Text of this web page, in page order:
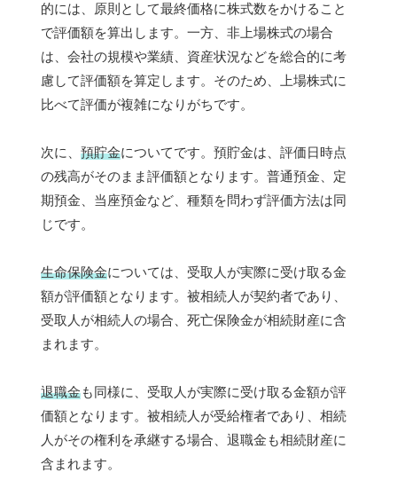
的には、原則として最終価格に株式数をかけること
で評価額を算出します。一方、非上場株式の場合
は、会社の規模や業績、資産状況などを総合的に考
慮して評価額を算定します。そのため、上場株式に
比べて評価が複雑になりがちです。
次に、 預貯金についてです。預貯金は、評価日時点
の残高がそのまま評価額となります。普通預金、定
期預金、当座預金など、種類を問わず評価方法は同
じです。
生命保険金については、受取人が実際に受け取る金
額が評価額となります。被相続人が契約者であり、
受取人が相続人の場合、死亡保険金が相続財産に含
まれます。
退職金も同様に、受取人が実際に受け取る金額が評
価額となります。被相続人が受給権者であり、相続
人がその権利を承継する場合、退職金も相続財産に
含まれます。